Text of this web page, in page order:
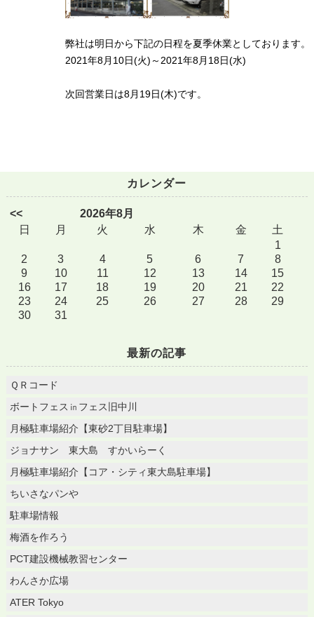
弊社は明日から下記の日程を夏季休業としております。
2021年8月10日(火)～2021年8月18日(水)
次回営業日は8月19日(木)です。
カレンダー
<<
2026年8月
日
月 火 水 木 金
土
1
2
3 4 5 6 7
8
9
10 11 12 13 14
15
16
17 18 19 20 21
22
23
24 25 26 27 28
29
30
31
最新の記事
ＱＲコード
ボートフェス㏌フェス旧中川
月極駐車場紹介【東砂2丁目駐車場】
ジョナサン 東大島 すかいらーく
月極駐車場紹介【コア・シティ東大島駐車場】
ちいさなパンや
駐車場情報
梅酒を作ろう
PCT建設機械教習センター
わんさか広場
ATER Tokyo